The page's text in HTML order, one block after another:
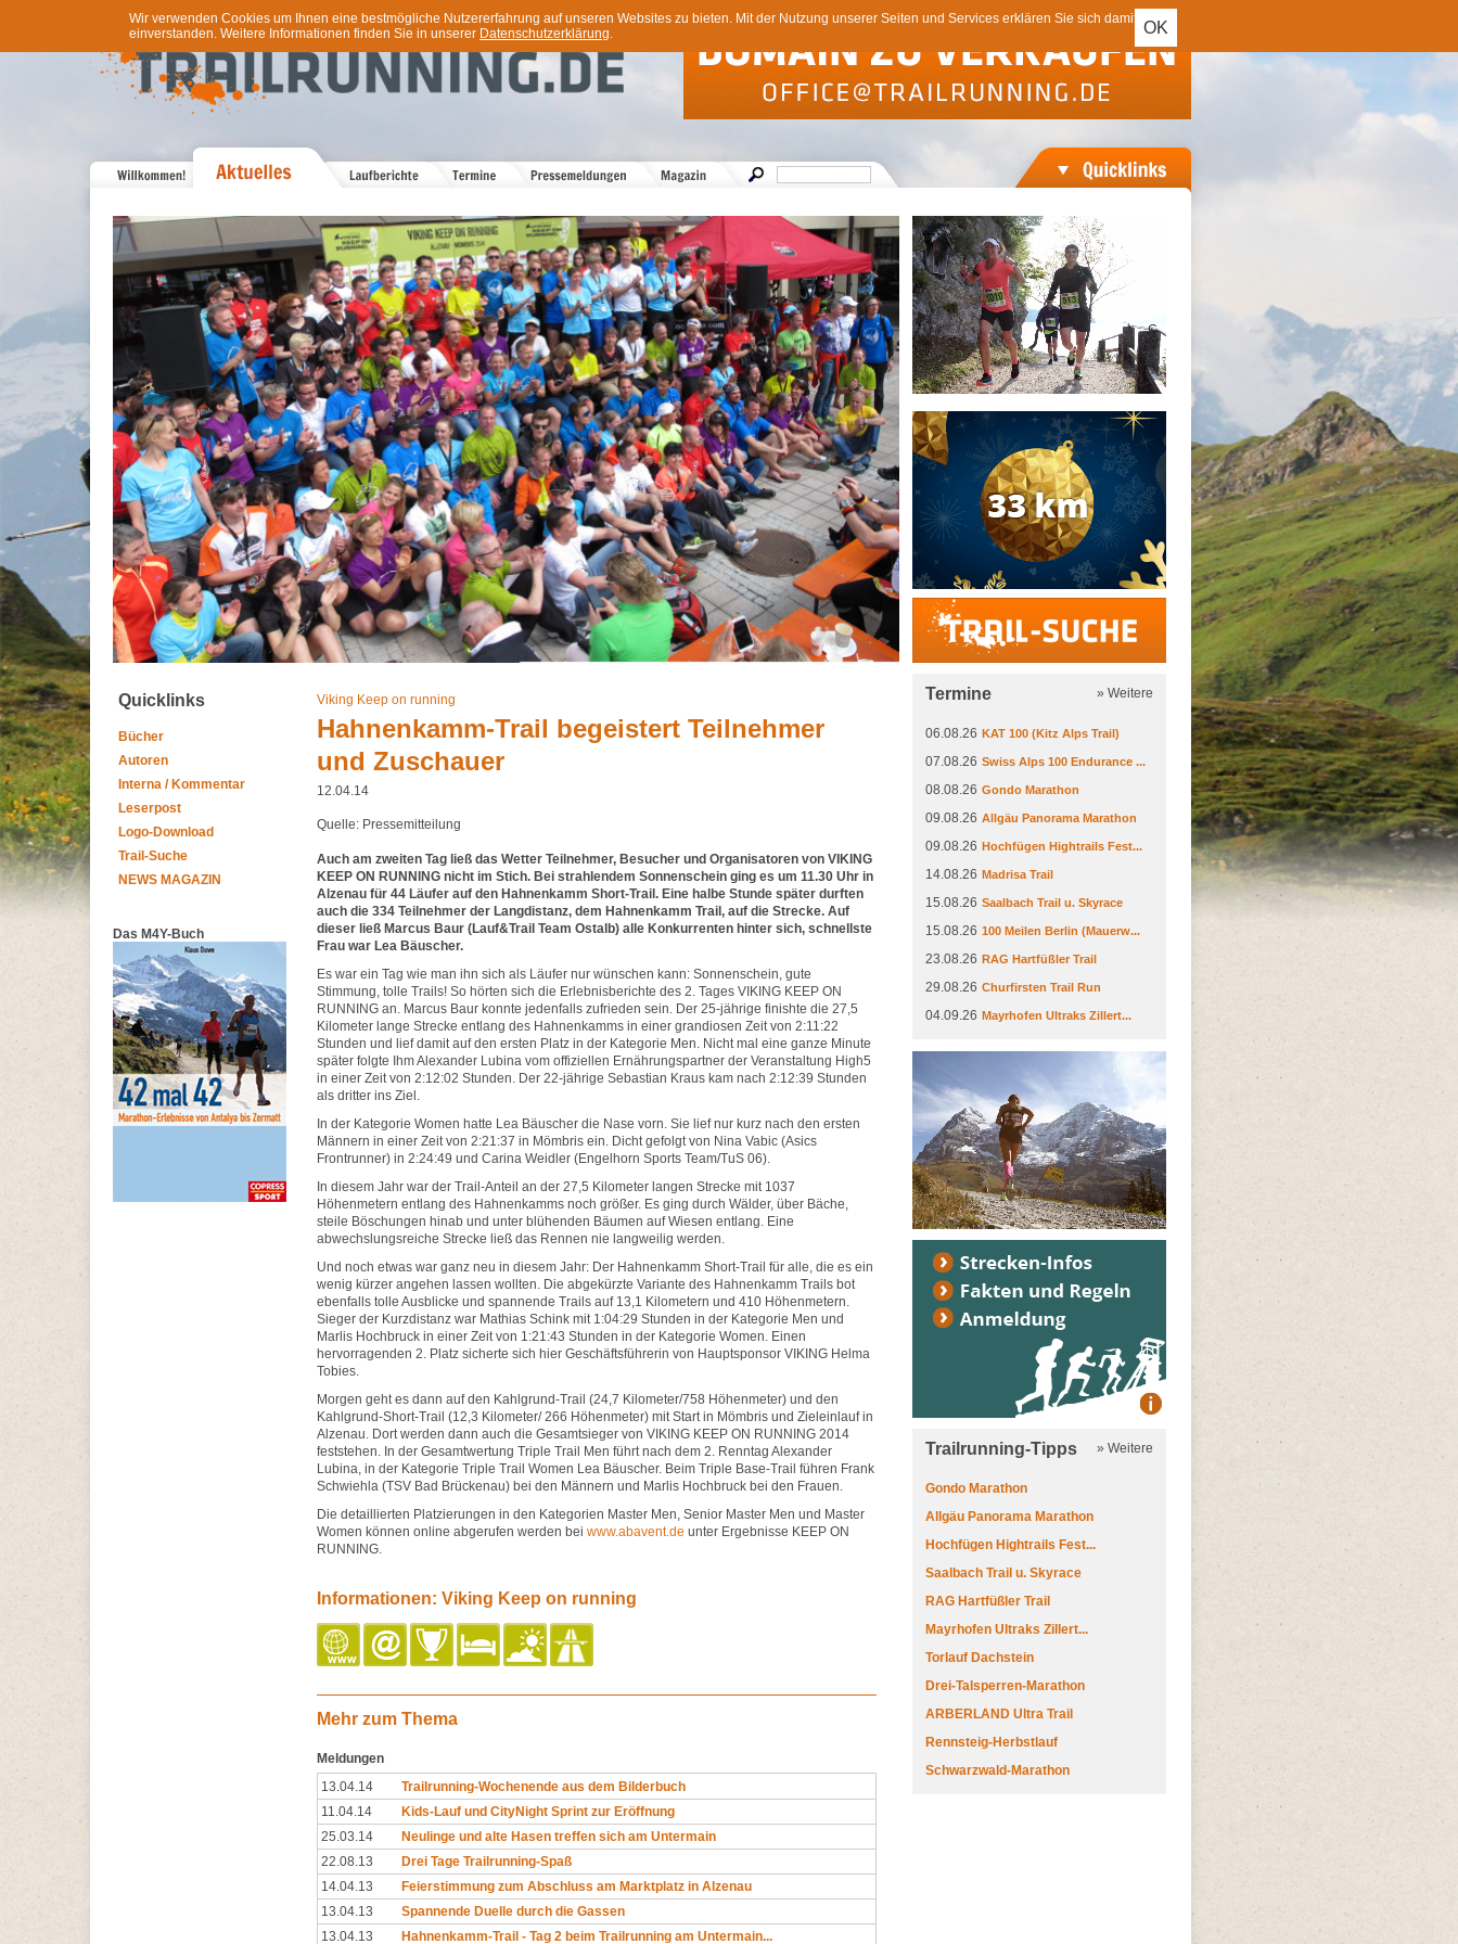
OK
Wir verwenden Cookies um Ihnen eine bestmögliche Nutzererfahrung auf unseren Websites zu bieten. Mit der Nutzung unserer Seiten und Services erklären Sie sich damit
einverstanden. Weitere Informationen finden Sie in unserer Datenschutzerklärung.
Trail-Suche
Quicklinks
Bücher
Autoren
Interna / Kommentar
Leserpost
Logo-Download
Trail-Suche
NEWS MAGAZIN
Das M4Y-Buch
Viking Keep on running
Hahnenkamm-Trail begeistert Teilnehmer
und Zuschauer
12.04.14
Quelle: Pressemitteilung
Auch am zweiten Tag ließ das Wetter Teilnehmer, Besucher und Organisatoren von VIKING
KEEP ON RUNNING nicht im Stich. Bei strahlendem Sonnenschein ging es um 11.30 Uhr in
Alzenau für 44 Läufer auf den Hahnenkamm Short-Trail. Eine halbe Stunde später durften
auch die 334 Teilnehmer der Langdistanz, dem Hahnenkamm Trail, auf die Strecke. Auf
dieser ließ Marcus Baur (Lauf&Trail Team Ostalb) alle Konkurrenten hinter sich, schnellste
Frau war Lea Bäuscher.
Es war ein Tag wie man ihn sich als Läufer nur wünschen kann: Sonnenschein, gute
Stimmung, tolle Trails! So hörten sich die Erlebnisberichte des 2. Tages VIKING KEEP ON
RUNNING an. Marcus Baur konnte jedenfalls zufrieden sein. Der 25-jährige finishte die 27,5
Kilometer lange Strecke entlang des Hahnenkamms in einer grandiosen Zeit von 2:11:22
Stunden und lief damit auf den ersten Platz in der Kategorie Men. Nicht mal eine ganze Minute
später folgte Ihm Alexander Lubina vom offiziellen Ernährungspartner der Veranstaltung High5
in einer Zeit von 2:12:02 Stunden. Der 22-jährige Sebastian Kraus kam nach 2:12:39 Stunden
als dritter ins Ziel.
In der Kategorie Women hatte Lea Bäuscher die Nase vorn. Sie lief nur kurz nach den ersten
Männern in einer Zeit von 2:21:37 in Mömbris ein. Dicht gefolgt von Nina Vabic (Asics
Frontrunner) in 2:24:49 und Carina Weidler (Engelhorn Sports Team/TuS 06).
In diesem Jahr war der Trail-Anteil an der 27,5 Kilometer langen Strecke mit 1037
Höhenmetern entlang des Hahnenkamms noch größer. Es ging durch Wälder, über Bäche,
steile Böschungen hinab und unter blühenden Bäumen auf Wiesen entlang. Eine
abwechslungsreiche Strecke ließ das Rennen nie langweilig werden.
Und noch etwas war ganz neu in diesem Jahr: Der Hahnenkamm Short-Trail für alle, die es ein
wenig kürzer angehen lassen wollten. Die abgekürzte Variante des Hahnenkamm Trails bot
ebenfalls tolle Ausblicke und spannende Trails auf 13,1 Kilometern und 410 Höhenmetern.
Sieger der Kurzdistanz war Mathias Schink mit 1:04:29 Stunden in der Kategorie Men und
Marlis Hochbruck in einer Zeit von 1:21:43 Stunden in der Kategorie Women. Einen
hervorragenden 2. Platz sicherte sich hier Geschäftsführerin von Hauptsponsor VIKING Helma
Tobies.
Morgen geht es dann auf den Kahlgrund-Trail (24,7 Kilometer/758 Höhenmeter) und den
Kahlgrund-Short-Trail (12,3 Kilometer/ 266 Höhenmeter) mit Start in Mömbris und Zieleinlauf in
Alzenau. Dort werden dann auch die Gesamtsieger von VIKING KEEP ON RUNNING 2014
feststehen. In der Gesamtwertung Triple Trail Men führt nach dem 2. Renntag Alexander
Lubina, in der Kategorie Triple Trail Women Lea Bäuscher. Beim Triple Base-Trail führen Frank
Schwiehla (TSV Bad Brückenau) bei den Männern und Marlis Hochbruck bei den Frauen.
Die detaillierten Platzierungen in den Kategorien Master Men, Senior Master Men und Master
Women können online abgerufen werden bei www.abavent.de unter Ergebnisse KEEP ON
RUNNING.
Informationen: Viking Keep on running
Mehr zum Thema
Meldungen
13.04.14
Trailrunning-Wochenende aus dem Bilderbuch
11.04.14
Kids-Lauf und CityNight Sprint zur Eröffnung
25.03.14
Neulinge und alte Hasen treffen sich am Untermain
22.08.13
Drei Tage Trailrunning-Spaß
14.04.13
Feierstimmung zum Abschluss am Marktplatz in Alzenau
13.04.13
Spannende Duelle durch die Gassen
13.04.13
Hahnenkamm-Trail - Tag 2 beim Trailrunning am Untermain...
Termine » Weitere
06.08.26 KAT 100 (Kitz Alps Trail)
07.08.26 Swiss Alps 100 Endurance ...
08.08.26 Gondo Marathon
09.08.26 Allgäu Panorama Marathon
09.08.26 Hochfügen Hightrails Fest...
14.08.26 Madrisa Trail
15.08.26 Saalbach Trail u. Skyrace
15.08.26 100 Meilen Berlin (Mauerw...
23.08.26 RAG Hartfüßler Trail
29.08.26 Churfirsten Trail Run
04.09.26 Mayrhofen Ultraks Zillert...
Trailrunning-Tipps » Weitere
Gondo Marathon
Allgäu Panorama Marathon
Hochfügen Hightrails Fest...
Saalbach Trail u. Skyrace
RAG Hartfüßler Trail
Mayrhofen Ultraks Zillert...
Torlauf Dachstein
Drei-Talsperren-Marathon
ARBERLAND Ultra Trail
Rennsteig-Herbstlauf
Schwarzwald-Marathon